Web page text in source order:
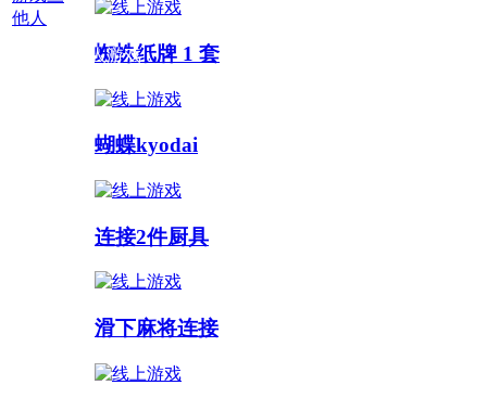
他人
多人游戏 :
蜘蛛纸牌 1 套
蝴蝶kyodai
连接2件厨具
滑下麻将连接